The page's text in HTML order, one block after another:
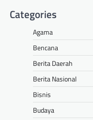
Categories
Agama
Bencana
Berita Daerah
Berita Nasional
Bisnis
Budaya